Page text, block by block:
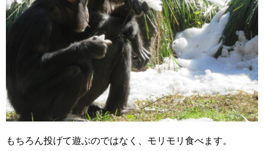
もちろん投げて遊ぶのではなく、モリモリ食べます。